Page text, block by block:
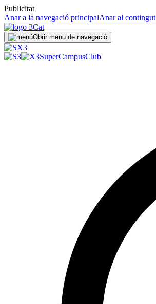
Publicitat
Anar a la navegació principalAnar al contingut
Obrir menu de navegació
SuperCampusClub